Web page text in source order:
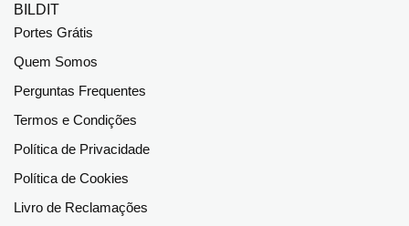
BILDIT
Portes Grátis
Quem Somos
Perguntas Frequentes
Termos e Condições
Política de Privacidade
Política de Cookies
Livro de Reclamações